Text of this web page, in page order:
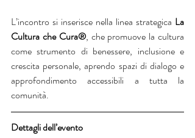
L’incontro si inserisce nella linea strategica La
Cultura che Cura®, che promuove la cultura
come strumento di benessere, inclusione e
crescita personale, aprendo spazi di dialogo e
approfondimento accessibili a tutta la
comunità.
Dettagli dell’evento